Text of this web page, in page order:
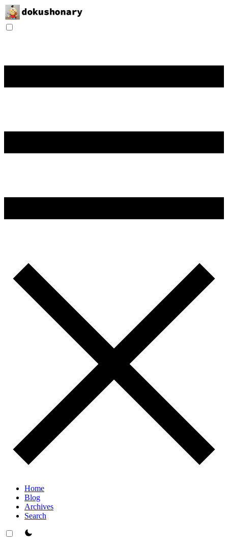
Home
Blog
Archives
Search
theme switcher